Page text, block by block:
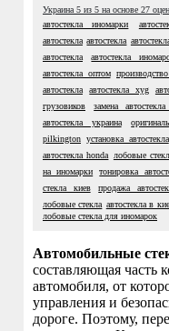
Украина 5 из 5 на основе 27
автостекла иномарки
автостекла автостекла
автостекла
автостекла
автостекла оптом
автостекла
автостекла xyg
грузовиков
замена
автостекла украина
pilkington установка автостекла
автостекла honda
лобовые
на иномарки
тонировка
стекла киев
продажа
лобовые стекла автостекла в
лобовые стекла для иномарок
Автомобильные
составляющая часть
автомобиля, от
управления и
дороге. Поэтому,